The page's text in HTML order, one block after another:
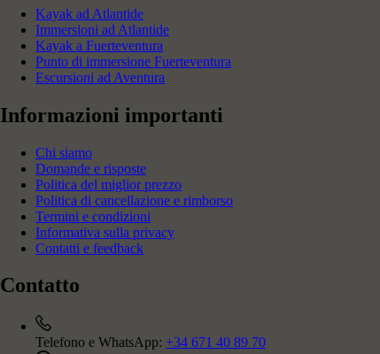
Kayak ad Atlantide
Immersioni ad Atlantide
Kayak a Fuerteventura
Punto di immersione Fuerteventura
Escursioni ad Aventura
Informazioni importanti
Chi siamo
Domande e risposte
Politica del miglior prezzo
Politica di cancellazione e rimborso
Termini e condizioni
Informativa sulla privacy
Contatti e feedback
Contatto
Telefono e WhatsApp: +34 671 40 89 70